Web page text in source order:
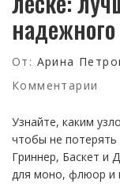
От: Арина
Комментарии
Узнайте, каким
чтобы не
Гриннер, Баскет и
для моно, флюор и